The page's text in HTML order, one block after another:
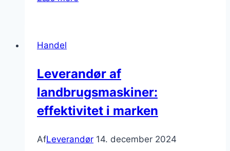
om
hurtigere
produktudvikling
Handel
Leverandør af
landbrugsmaskiner:
effektivitet i marken
AfLeverandør 14. december 2024